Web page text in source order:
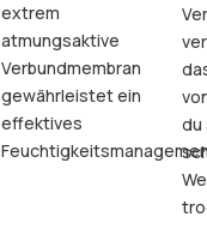
extrem
atmungsaktive
Verbundmembran
gewährleistet ein
effektives
du